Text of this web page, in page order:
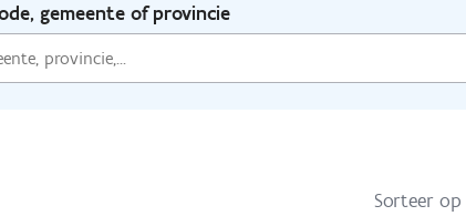
gemeente of provincie
Sorteer op